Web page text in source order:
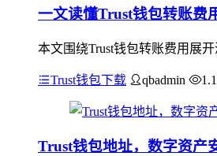
一文读懂Trust钱包转账费
本文围绕Trust钱包转账费用展
Trust钱包下载 qbadmin
Trust钱包地址，数字资产